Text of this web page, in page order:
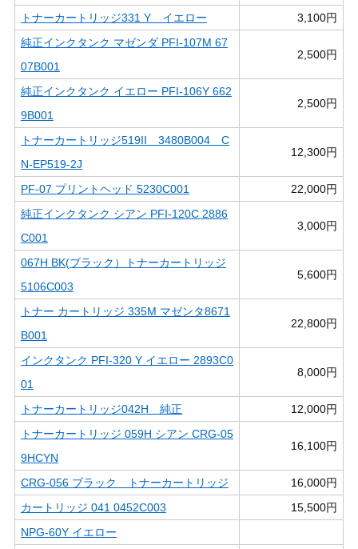
トナーカートリッジ331 Y イエロー
3,100円
純正インクタンク マゼンダ PFI-107M 67
07B001
2,500円
純正インクタンク イエロー PFI-106Y 662
9B001
2,500円
トナーカートリッジ519II 3480B004 C
N-EP519-2J
12,300円
PF-07 プリントヘッド 5230C001
22,000円
純正インクタンク シアン PFI-120C 2886
C001
3,000円
067H BK(ブラック）トナーカートリッジ
5106C003
5,600円
トナー カートリッジ 335M マゼンタ8671
B001
22,800円
インクタンク PFI-320 Y イエロー 2893C0
01
8,000円
トナーカートリッジ042H 純正
12,000円
トナーカートリッジ 059H シアン CRG-05
9HCYN
16,100円
CRG-056 ブラック トナーカートリッジ
16,000円
カートリッジ 041 0452C003
15,500円
NPG-60Y イエロー